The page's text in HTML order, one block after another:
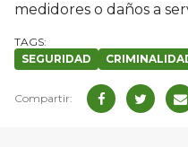
medidores o daños a
SEGURIDAD